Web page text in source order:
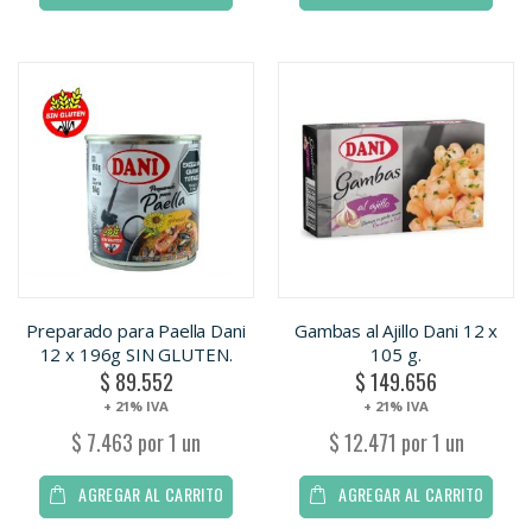
Preparado para Paella Dani
12 x 196g SIN GLUTEN.
$ 89.552
+ 21% IVA
$ 7.463 por 1 un
AGREGAR AL CARRITO
Gambas al Ajillo Dani 12 x
105 g.
$ 149.656
+ 21% IVA
$ 12.471 por 1 un
AGREGAR AL CARRITO